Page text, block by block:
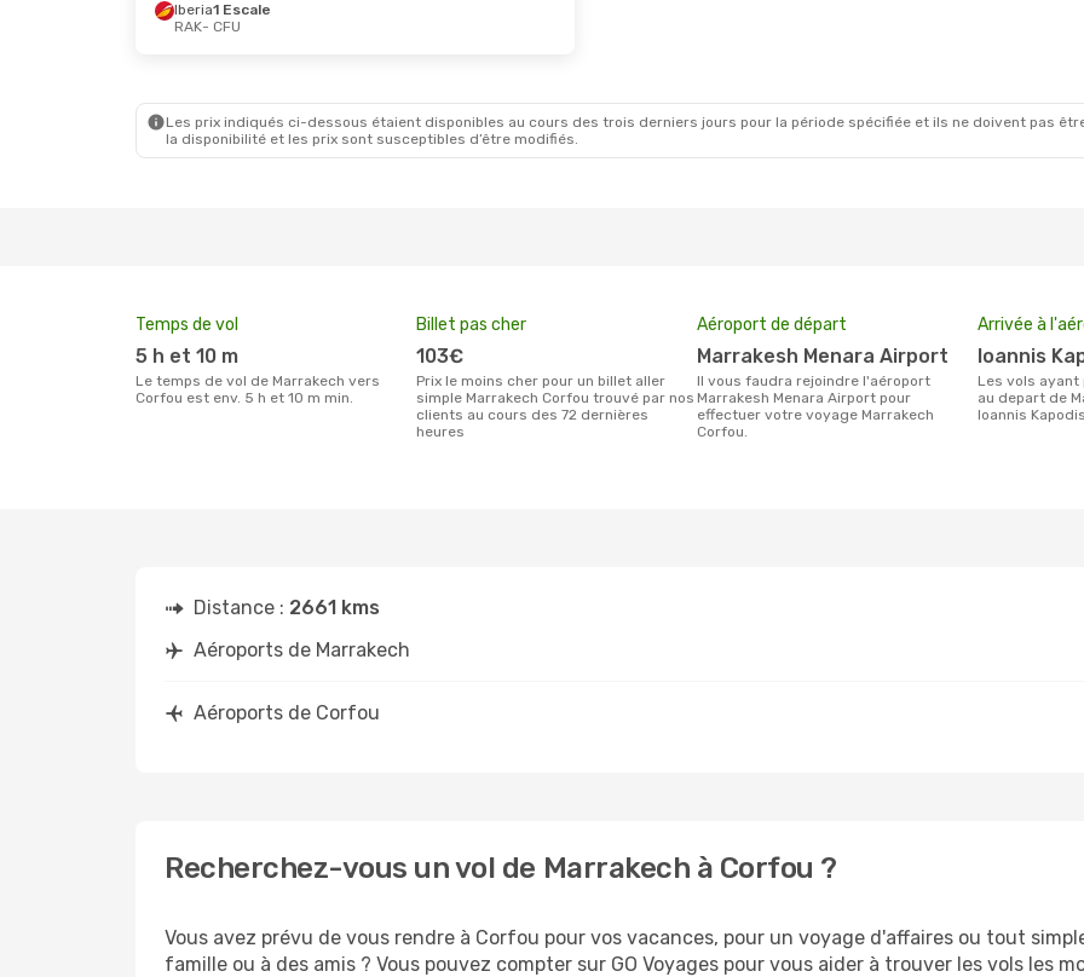
Iberia1 Escale
RAK- CFU
Les prix indiqués ci-dessous étaient disponibles au cours des trois derniers jours pour la période spécifiée et ils ne doivent pas
la disponibilité et les prix sont susceptibles d’être modifiés.
Temps de vol
5 h et 10 m
Le temps de vol de Marrakech vers
Corfou est env. 5 h et 10 m min.
Billet pas cher
103€
Prix le moins cher pour un billet aller
simple Marrakech Corfou trouvé par nos
clients au cours des 72 dernières
heures
Aéroport de départ
Marrakesh Menara Airport
Il vous faudra rejoindre l'aéroport
Marrakesh Menara Airport pour
effectuer votre voyage Marrakech
Corfou.
Arrivée à
Ioannis
Les vols ayant pour destination Corfou
au depart de
Ioannis
Distance : 2661 kms
Aéroports de Marrakech
Aéroports de Corfou
Recherchez-vous un vol de Marrakech à Corfou ?
Vous avez prévu de vous rendre à Corfou pour vos vacances, pour un voyage d'affaires ou tout
famille ou à des amis ? Vous pouvez compter sur GO Voyages pour vous aider à trouver les vols les